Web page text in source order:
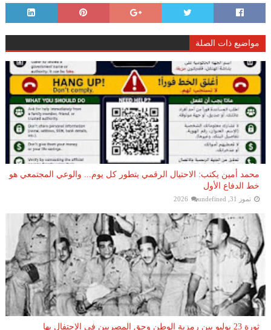
مواضيع ذات الصلة
محمد أمين يكتب: الاحتيال الرقمي يتطور كل يوم... والوعي المجتمعي هو
خط الدفاع الأول
تموز 31, 2026 undefined
ثورة 23 يوليو بين رمزية الوطن وحق المصريين في الاحتفال بها